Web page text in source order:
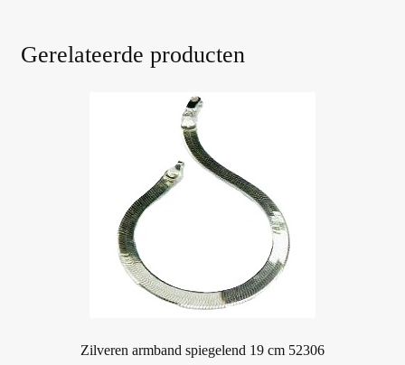
productpagina
Gerelateerde producten
Zilveren armband spiegelend 19 cm 52306